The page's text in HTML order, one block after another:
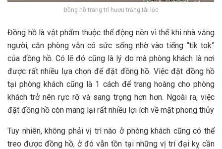
Đồng hồ trang trí hươu trắng tài lộc
Đồng hồ là vật phẩm thuộc thể động nên vì thế khi nhà vắng
người, căn phòng vẫn có sức sống nhờ vào tiếng “tik tok”
của đồng hồ. Có lẽ đó cũng là lý do mà phòng khách là nơi
được rất nhiều lựa chọn để đặt đồng hồ. Việc đặt đồng hồ
tại phòng khách cũng là 1 cách để trang hoàng cho phòng
khách trở nên rực rỡ và sang trọng hơn hơn. Ngoài ra, việc
đặt đồng hồ còn mang lại rất nhiều lợi ích về mặt phong thủy
Tuy nhiên, không phải vị trí nào ở phòng khách cũng có thể
treo được đồng hồ, ở đó vẫn tồn tại những vị trí đại kỵ cần